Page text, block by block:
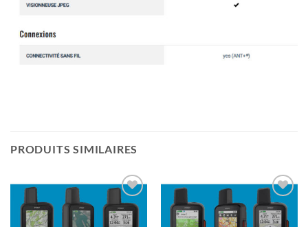
PRODUITS SIMILAIRES
Ajouter
à la liste
de
Ajouter
à la liste
de